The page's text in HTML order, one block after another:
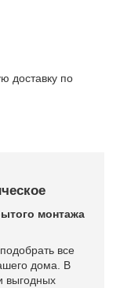
доставку по
монтажа
все
дома. В
выгодных